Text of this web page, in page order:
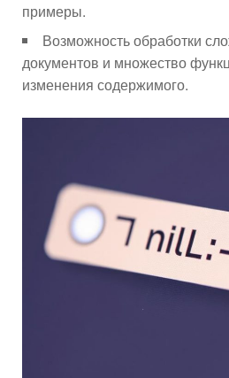
примеры.
Возможность обработки
документов и множество
изменения содержимого.